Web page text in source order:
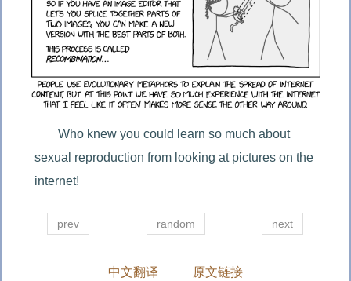
Who knew you could learn so much about
sexual reproduction from looking at pictures on the
internet!
prev next
random
中文翻译 原文链接